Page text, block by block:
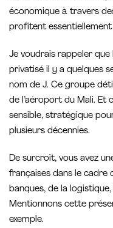
économique à travers
profitent essentiellement
Je voudrais rappeler que
privatisé il y a quelques
nom de J. Ce groupe
de l’aéroport du Mali.
sensible, stratégique
plusieurs décennies.
De surcroît, vous avez
françaises dans le cadre
banques, de la
Mentionnons cette
exemple.